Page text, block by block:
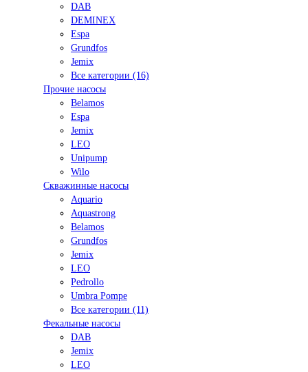
DAB
DEMINEX
Espa
Grundfos
Jemix
Все категории (16)
Прочие насосы
Belamos
Espa
Jemix
LEO
Unipump
Wilo
Скважинные насосы
Aquario
Aquastrong
Belamos
Grundfos
Jemix
LEO
Pedrollo
Umbra Pompe
Все категории (11)
Фекальные насосы
DAB
Jemix
LEO